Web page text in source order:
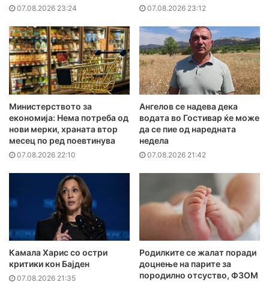
07.08.2026 23:24 07.08.2026 23:12
Министерството за
економија: Нема потреба од
нови мерки, храната втор
месец по ред поевтинува
07.08.2026 22:10
Ангелов се надева дека
водата во Гостивар ќе може
да се пие од наредната
недела
07.08.2026 21:42
Камала Харис со остри
критики кон Бајден
07.08.2026 21:35
Родилките се жалат поради
доцнење на парите за
породилно отсуство, ФЗОМ